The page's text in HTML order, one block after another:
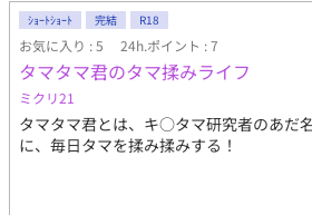
みください。 #SM要素あり（微量） #
やさしい #ストーリー重視 #ヒューマ
人物】 青葉恒星（あおば こうせい・29
人息子。江戸っ子気質で啖呵が得意なヤ
普通の会社員に擬態中。 遠山玄英（と
生時代に開発したエコ素材の研究で会社
のエリートで取引先の社長。 堀田一人（
ｼｮｰﾄｼｮｰﾄ 完結 R18
お気に入り : 5 24h.ポイント : 7
タマタマ君のタマ揉みライフ
ミクリ21
タマタマ君とは、キ○タマ研究者のあだ
に、毎日タマを揉み揉みする！